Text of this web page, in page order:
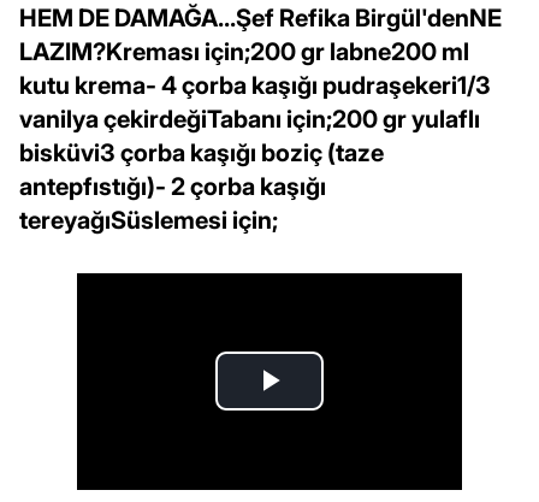
HEM DE DAMAĞA...Şef Refika Birgül'denNE
LAZIM?Kreması için;200 gr labne200 ml
kutu krema- 4 çorba kaşığı pudraşekeri1/3
vanilya çekirdeğiTabanı için;200 gr yulaflı
bisküvi3 çorba kaşığı boziç (taze
antepfıstığı)- 2 çorba kaşığı
tereyağıSüslemesi için;